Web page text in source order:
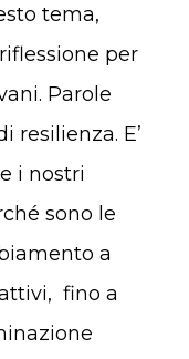
tema,
per
Parole
resilienza. E’
i nostri
sono le
a
fino a